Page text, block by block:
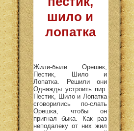
шило и
лопатка
Жили-были Орешек,
Пестик, Шило и
Лопатка. Решили они
Однажды устроить пир.
Пестик, Шило и Лопатка
сговорились по-слать
Орешка, чтобы он
пригнал быка. Как раз
неподалеку от них жил